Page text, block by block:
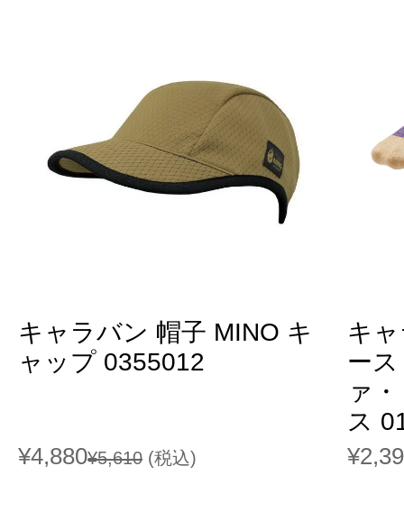
キャラバン 帽子 MINO キ
ャップ 0355012
¥4,880¥5,610 (税込)
キ
ー
ァ
ス